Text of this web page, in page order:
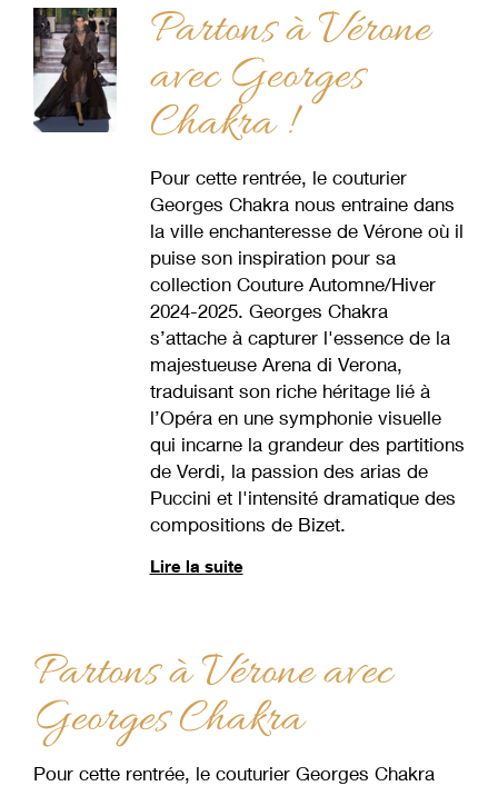
Partons à Vérone
avec Georges
Chakra !
Pour cette rentrée, le couturier
Georges Chakra nous entraine dans
la ville enchanteresse de Vérone où il
puise son inspiration pour sa
collection Couture Automne/Hiver
2024-2025. Georges Chakra
s’attache à capturer l'essence de la
majestueuse Arena di Verona,
traduisant son riche héritage lié à
l’Opéra en une symphonie visuelle
qui incarne la grandeur des partitions
de Verdi, la passion des arias de
Puccini et l'intensité dramatique des
compositions de Bizet.
Lire la suite
Partons à Vérone avec
Georges Chakra
Pour cette rentrée, le couturier Georges Chakra